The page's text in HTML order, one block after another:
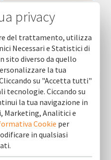
10)
privacy
del trattamento, utilizza
Necessari e Statistici di
sito diverso da quello
la tua
su "Accetta tutti"
Ciccando su
la tua navigazione in
Marketing, Analitici e
Cookie per
in qualsiasi